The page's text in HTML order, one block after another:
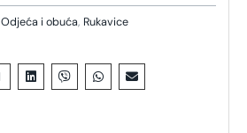
Odjeća i obuća, Rukavice